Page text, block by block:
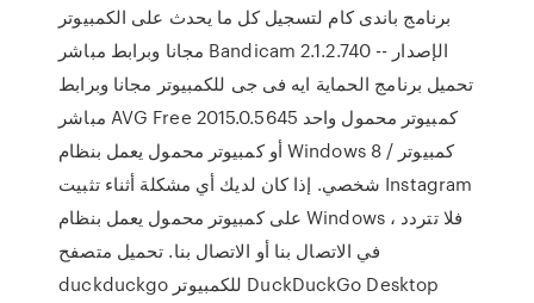
برنامج باندى كام لتسجيل كل ما يحدث على الكمبيوتر
مجانا وبرابط مباشر Bandicam 2.1.2.740 الإصدار --
تحميل برنامج الحماية ايه فى جى للكمبيوتر مجانا وبرابط
مباشر AVG Free 2015.0.5645 كمبيوتر محمول واحد
أو كمبيوتر محمول يعمل بنظام Windows 8 / كمبيوتر
شخصي. إذا كان لديك أي مشكلة أثناء تثبيت Instagram
على كمبيوتر محمول يعمل بنظام Windows ، فلا تتردد
في الاتصال بنا أو الاتصال بنا. تحميل متصفح
duckduckgo للكمبيوتر DuckDuckGo Desktop